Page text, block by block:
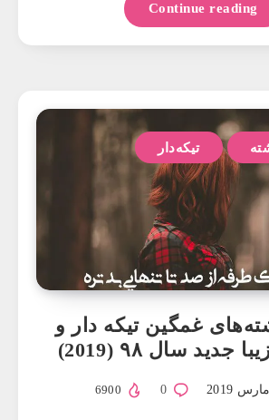
Continue reading
تیکه‌دار
غمگین تیکه دار و
جدید سال ۹۸ (2019)
0